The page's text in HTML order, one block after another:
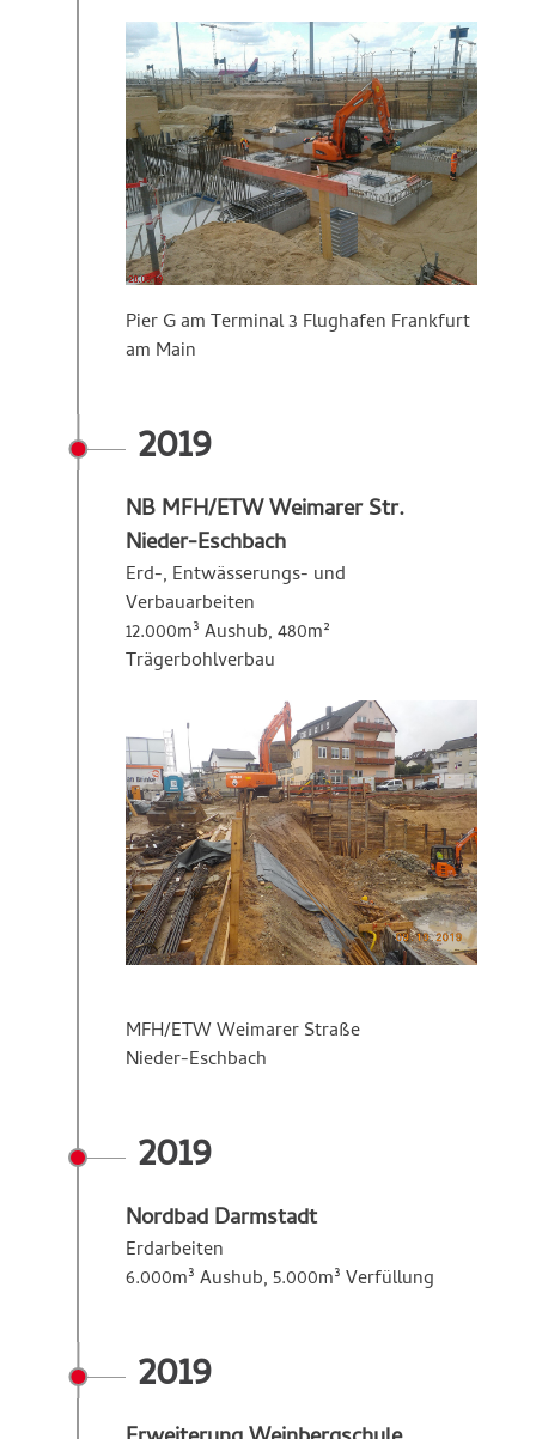
Pier G am Terminal 3 Flughafen Frankfurt
am Main
2019
NB MFH/ETW Weimarer Str.
Nieder-Eschbach
Erd-, Entwässerungs- und
Verbauarbeiten
12.000m³ Aushub, 480m²
Trägerbohlverbau
MFH/ETW Weimarer Straße
Nieder-Eschbach
2019
Nordbad Darmstadt
Erdarbeiten
6.000m³ Aushub, 5.000m³ Verfüllung
2019